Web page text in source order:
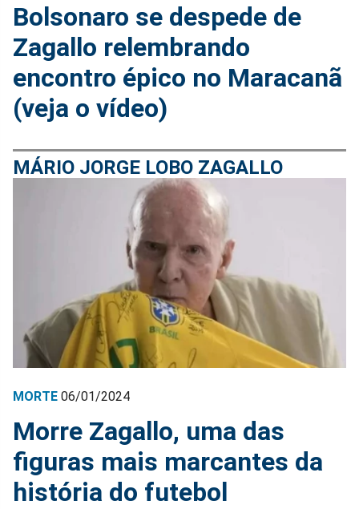
Bolsonaro se despede de
Zagallo relembrando
encontro épico no Maracanã
(veja o vídeo)
MÁRIO JORGE LOBO ZAGALLO
MORTE 06/01/2024
Morre Zagallo, uma das
figuras mais marcantes da
história do futebol